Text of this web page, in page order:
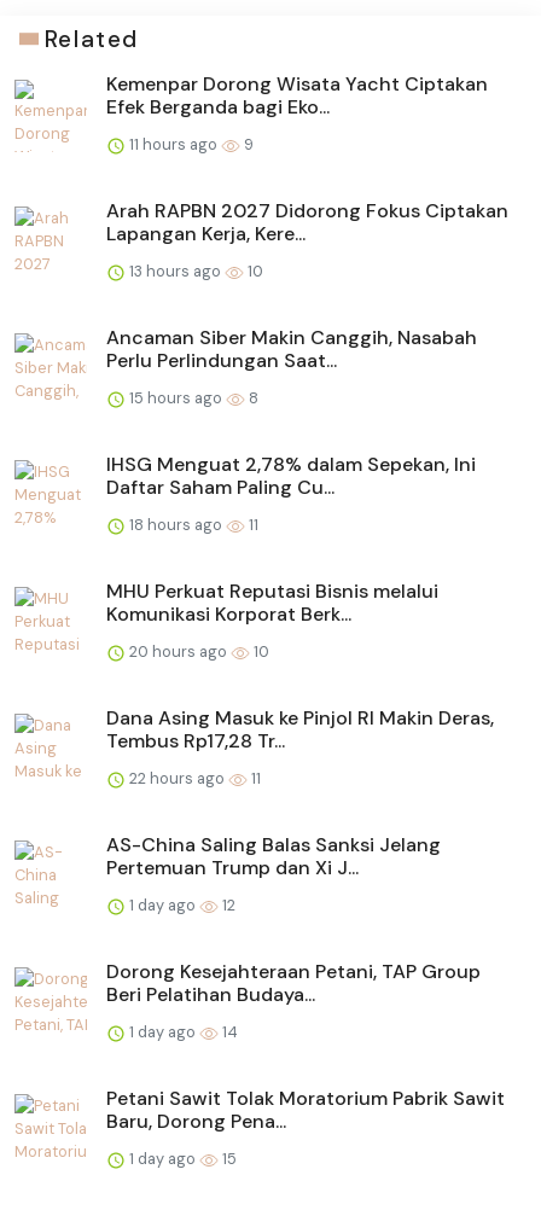
Related
Kemenpar Dorong Wisata Yacht Ciptakan
Efek Berganda bagi Eko...
11 hours ago 9
Arah RAPBN 2027 Didorong Fokus Ciptakan
Lapangan Kerja, Kere...
13 hours ago 10
Ancaman Siber Makin Canggih, Nasabah
Perlu Perlindungan Saat...
15 hours ago 8
IHSG Menguat 2,78% dalam Sepekan, Ini
Daftar Saham Paling Cu...
18 hours ago 11
MHU Perkuat Reputasi Bisnis melalui
Komunikasi Korporat Berk...
20 hours ago 10
Dana Asing Masuk ke Pinjol RI Makin Deras,
Tembus Rp17,28 Tr...
22 hours ago 11
AS-China Saling Balas Sanksi Jelang
Pertemuan Trump dan Xi J...
1 day ago 12
Dorong Kesejahteraan Petani, TAP Group
Beri Pelatihan Budaya...
1 day ago 14
Petani Sawit Tolak Moratorium Pabrik Sawit
Baru, Dorong Pena...
1 day ago 15